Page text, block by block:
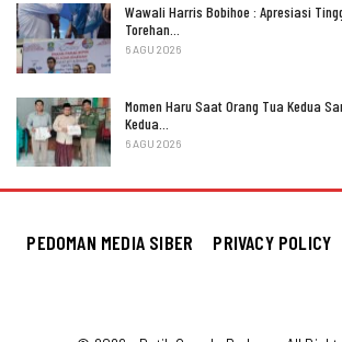
Wawali Harris Bobihoe : Apresiasi
Torehan…
6 AGU 2026
Momen Haru Saat Orang Tua Kedua
Kedua…
6 AGU 2026
PEDOMAN MEDIA SIBER PRIVACY POLICY